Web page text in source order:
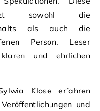
sowohl die
als auch die
Person. Leser
und ehrlichen
Klose erfahren
und